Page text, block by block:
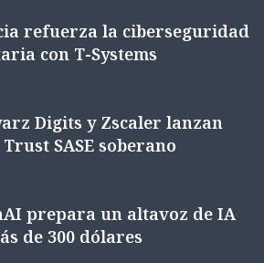
refuerza la ciberseguridad
con T-Systems
Digits y Zscaler lanzan
SASE soberano
prepara un altavoz de IA
de 300 dólares